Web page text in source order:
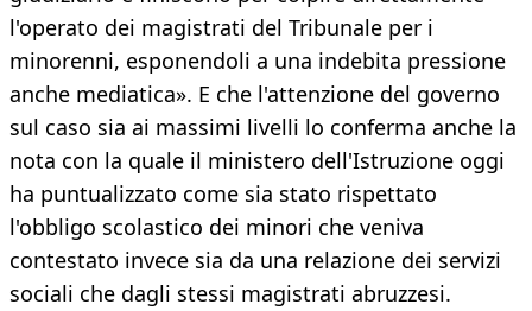
l'operato dei magistrati del Tribunale per i
minorenni, esponendoli a una indebita pressione
anche mediatica». E che l'attenzione del governo
sul caso sia ai massimi livelli lo conferma anche la
nota con la quale il ministero dell'Istruzione oggi
ha puntualizzato come sia stato rispettato
l'obbligo scolastico dei minori che veniva
contestato invece sia da una relazione dei servizi
sociali che dagli stessi magistrati abruzzesi.